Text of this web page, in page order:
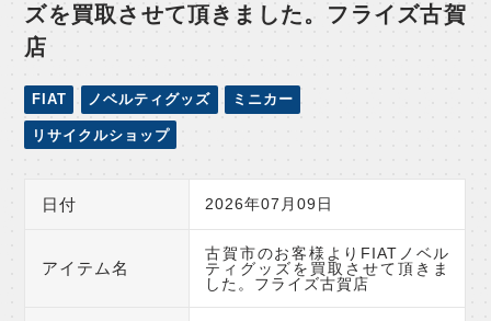
ズを買取させて頂きました。フライズ古賀
店
FIAT ノベルティグッズ ミニカー
リサイクルショップ
日付 2026年07月09日
アイテム名
古賀市のお客様よりFIATノベル
ティグッズを買取させて頂きま
した。フライズ古賀店